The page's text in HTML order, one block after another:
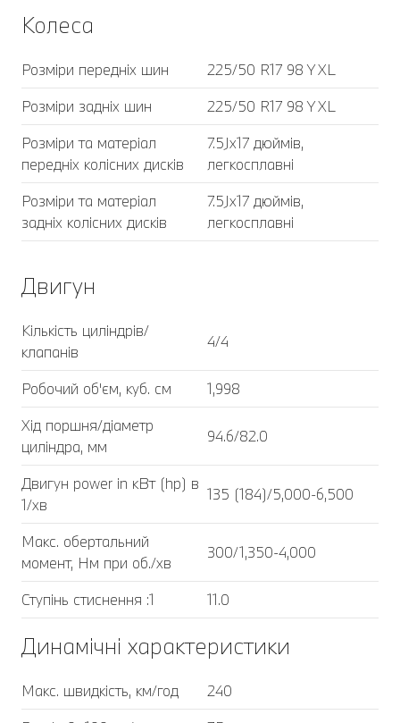
Колеса
Розміри передніх шин
225/50 R17 98 Y XL
Розміри задніх шин
225/50 R17 98 Y XL
Розміри та матеріал
передніх колісних дисків
7.5Jx17 дюймів,
легкосплавні
Розміри та матеріал
задніх колісних дисків
7.5Jx17 дюймів,
легкосплавні
Двигун
Кількість циліндрів/
клапанів
4/4
Робочий об'єм, куб. cм
1,998
Хід поршня/діаметр
циліндра, мм
94.6/82.0
Двигун power in кВт (hp) в
1/хв
135 (184)/5,000-6,500
Макс. обертальний
момент, Нм при об./хв
300/1,350-4,000
Ступінь стиснення :1 11.0
Динамічні характеристики
Макс. швидкість, км/год
240